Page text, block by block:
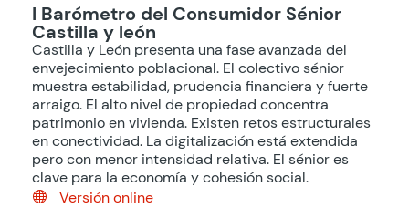
I Barómetro del Consumidor Sénior
Castilla y león
Castilla y León presenta una fase avanzada del
envejecimiento poblacional. El colectivo sénior
muestra estabilidad, prudencia financiera y fuerte
arraigo. El alto nivel de propiedad concentra
patrimonio en vivienda. Existen retos estructurales
en conectividad. La digitalización está extendida
pero con menor intensidad relativa. El sénior es
clave para la economía y cohesión social.
 Versión online